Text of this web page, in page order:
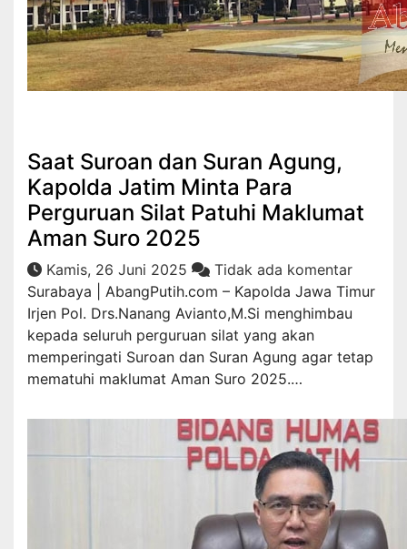
Saat Suroan dan Suran Agung,
Kapolda Jatim Minta Para
Perguruan Silat Patuhi Maklumat
Aman Suro 2025
Kamis, 26 Juni 2025
Tidak ada komentar
Surabaya | AbangPutih.com – Kapolda Jawa Timur
Irjen Pol. Drs.Nanang Avianto,M.Si menghimbau
kepada seluruh perguruan silat yang akan
memperingati Suroan dan Suran Agung agar tetap
mematuhi maklumat Aman Suro 2025.…